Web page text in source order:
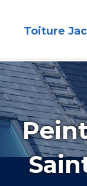
Toiture